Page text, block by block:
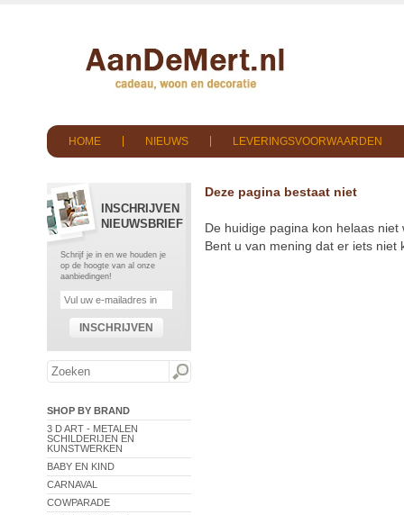
HOME NIEUWS LEVERINGSVOORWAARDEN
INSCHRIJVEN
NIEUWSBRIEF
Schrijf je in en we houden je
op de hoogte van al onze
aanbiedingen!
INSCHRIJVEN
SHOP BY BRAND
3 D ART - METALEN
SCHILDERIJEN EN
KUNSTWERKEN
BABY EN KIND
CARNAVAL
COWPARADE
Deze pagina bestaat niet
De huidige pagina kon helaas
Bent u van mening dat er iets